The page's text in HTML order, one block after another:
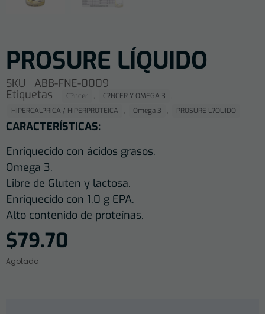
PROSURE LÍQUIDO
SKU ABB-FNE-0009
Etiquetas C?ncer , C?NCER Y OMEGA 3 ,
HIPERCAL?RICA / HIPERPROTEICA , Omega 3 , PROSURE L?QUIDO
CARACTERÍSTICAS:
Enriquecido con ácidos grasos.
Omega 3.
Libre de Gluten y lactosa.
Enriquecido con 1.0 g EPA.
Alto contenido de proteínas.
$79.70
Agotado